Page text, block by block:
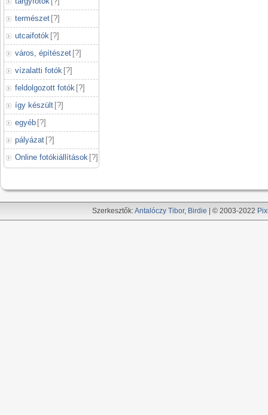
természet [?]
utcaifotók [?]
város, építészet [?]
vízalatti fotók [?]
feldolgozott fotók [?]
így készült [?]
egyéb [?]
pályázat [?]
Online fotókiállítások [?]
Szerkesztők:Antalóczy Tibor, Birdie | © 2003-2022